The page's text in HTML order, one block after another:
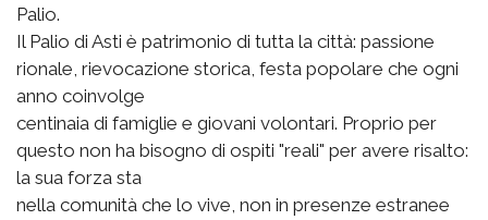
Palio.
Il Palio di Asti è patrimonio di tutta la città: passione
rionale, rievocazione storica, festa popolare che ogni
anno coinvolge
centinaia di famiglie e giovani volontari. Proprio per
questo non ha bisogno di ospiti "reali" per avere risalto:
la sua forza sta
nella comunità che lo vive, non in presenze estranee